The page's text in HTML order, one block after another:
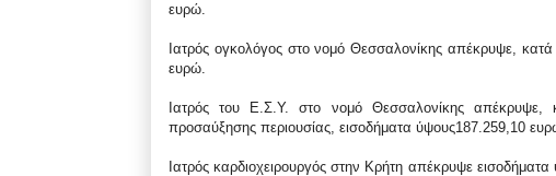
ευρώ.
Ιατρός ογκολόγος στο νομό Θεσσαλονίκης απέκρυψε,
ευρώ.
Ιατρός του Ε.Σ.Υ. στο νομό Θεσσαλονίκης απέκρυψε,
προσαύξησης περιουσίας, εισοδήματα ύψους187.259,10
Ιατρός καρδιοχειρουργός στην Κρήτη απέκρυψε